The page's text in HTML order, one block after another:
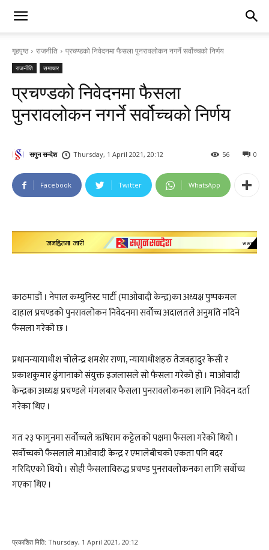
गृहपृष्ठ राजनीति प्रचण्डको निवेदनमा फैसला पुनरावलोकन नगर्ने सर्वोच्चको निर्णय
राजनीति समाचार
प्रचण्डको निवेदनमा फैसला
पुनरावलोकन नगर्ने सर्वोच्चको निर्णय
सगुन सन्देश Thursday, 1 April 2021, 20:12 0
56
Facebook Twitter WhatsApp
काठमाडौं । नेपाल कम्युनिस्ट पार्टी (माओवादी केन्द्र)का अध्यक्ष पुष्पकमल
दाहाल प्रचण्डको पुनरावलोकन निवेदनमा सर्वोच्च अदालतले अनुमति नदिने
फैसला गरेको छ ।
प्रधानन्यायाधीश चोलेन्द्र शमशेर राणा, न्यायाधीशहरु तेजबहादुर केसी र
प्रकाशकुमार ढुंगानाको संयुक्त इजलासले सो फैसला गरेको हो । माओवादी
केन्द्रका अध्यक्ष प्रचण्डले मंगलबार फैसला पुनरावलोकनका लागि निवेदन दर्ता
गरेका थिए ।
गत २३ फागुनमा सर्वोच्चले ऋषिराम कट्टेलको पक्षमा फैसला गरेको थियो ।
सर्वाेच्चको फैसलाले माओवादी केन्द्र र एमालेबीचको एकता पनि बदर
गरिदिएको थियो । सोही फैसलाविरुद्ध प्रचण्ड पुनरावलोकनका लागि सर्वाेच्च
गएका थिए ।
प्रकाशित मिति: Thursday, 1 April 2021, 20:12